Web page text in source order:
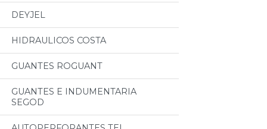
DEYJEL
HIDRAULICOS COSTA
GUANTES ROGUANT
GUANTES E INDUMENTARIA
SEGOD